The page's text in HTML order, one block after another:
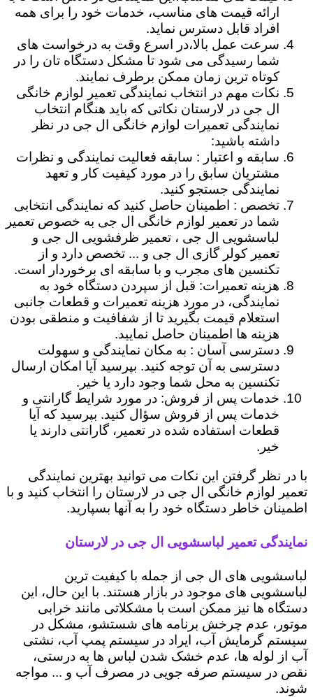
ارائه قیمت های مناسب، خدمات خود را برای همه
افراد قابل دسترس نماید.
سرعت عمل بالا،در اسرع وقت به درخواست های
شما رسیدگی می شود تا مشکل دستگاه تان را در
کوتاه ترین زمان ممکن برطرف نمایند.
نکات مهم در انتخاب نمایندگی تعمیر لوازم خانگی
ال جی در لارستان نکاتی که باید هنگام انتخاب
نمایندگی تعمیرات لوازم خانگی ال جی در نظر
داشته باشید:
سابقه و اعتبار : سابقه فعالیت نمایندگی و نظرات
مشتریان سابق را در مورد کیفیت کار و تعهد
نمایندگی جستجو کنید.
تخصص : اطمینان حاصل کنید که نمایندگی انتخابی
شما در تعمیر لوازم خانگی ال جی به خصوص تعمیر
لباسشویی ال جی ، تعمیر ظرفشویی ال جی و
تعمیر کولر گازی ال جی و ... تخصص دارد و از
تکنسین های مجرب و با سابقه ای برخوردار است.
هزینه تعمیرات: قبل از سپردن دستگاه خود به
نمایندگی، در مورد هزینه تعمیرات و قطعات جانبی
استعلام قیمت بگیرید تا از شفافیت و منطقی بودن
هزینه ها اطمینان حاصل نمایید.
دسترسی آسان : به مکان نمایندگی و سهولت
دسترسی به آن توجه کنید. بپرسید آیا امکان ارسال
تکنسین به محل شما وجود دارد یا خیر.
خدمات پس از فروش: در مورد شرایط گارانتی و
خدمات پس از فروش سؤال کنید. بپرسید که آیا
قطعات استفاده شده در تعمیر، گارانتی دارند یا
خیر.
با در نظر گرفتن این نکات می توانید بهترین نمایندگی
تعمیر لوازم خانگی ال جی در لارستان را انتخاب کنید و با
اطمینان خاطر دستگاه خود را به آنها بسپارید.
نمایندگی تعمیر لباسشویی ال جی در لارستان
لباسشویی های ال جی از جمله با کیفیت ترین
لباسشویی های موجود در بازار هستند. با این حال، این
دستگاه ها نیز ممکن است با مشکلاتی مانند خرابی
موتور، عدم چرخش برنامه های شستشو، مشکل در
سیستم گرمایش آب، ایراد در سیستم پمپ آب، نشتی
آب از لوله ها، عدم خشک شدن لباس ها به درستی،
نقص در سیستم صرفه جویی در مصرف آب و ... مواجه
شوند.